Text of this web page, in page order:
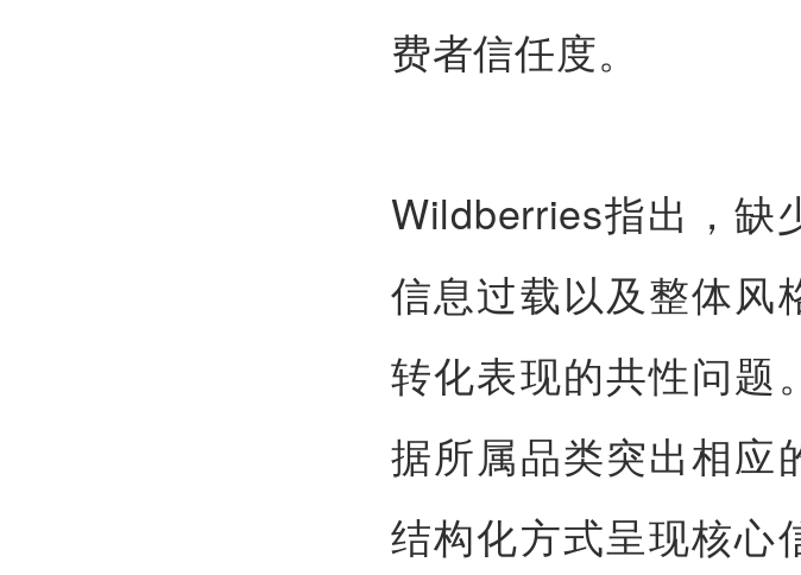
费者信任度。
Wildberries指出，缺
信息过载以及整体风
转化表现的共性问题
据所属品类突出相应
结构化方式呈现核心